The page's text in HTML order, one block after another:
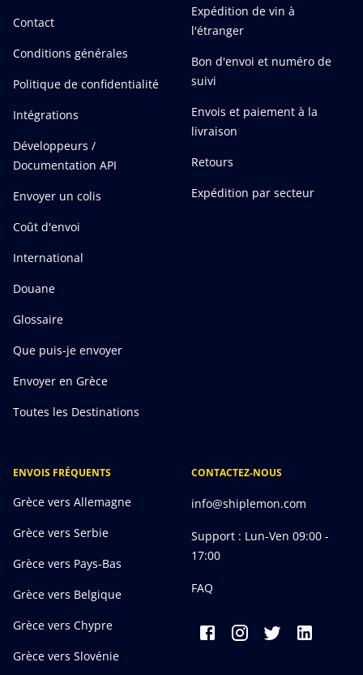
Contact
Conditions générales
Politique de confidentialité
Intégrations
Développeurs /
Documentation API
Envoyer un colis
Coût d'envoi
International
Douane
Glossaire
Que puis-je envoyer
Envoyer en Grèce
Toutes les Destinations
Expédition de vin à
l'étranger
Bon d'envoi et numéro de
suivi
Envois et paiement à la
livraison
Retours
Expédition par secteur
ENVOIS FRÉQUENTS
Grèce vers Allemagne
Grèce vers Serbie
Grèce vers Pays-Bas
Grèce vers Belgique
Grèce vers Chypre
Grèce vers Slovénie
CONTACTEZ-NOUS
info@shiplemon.com
Support : Lun-Ven 09:00 -
17:00
FAQ